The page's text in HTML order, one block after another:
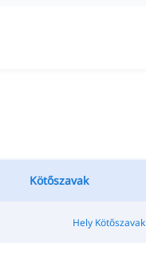
Kötőszavak
Hely Kötőszavak